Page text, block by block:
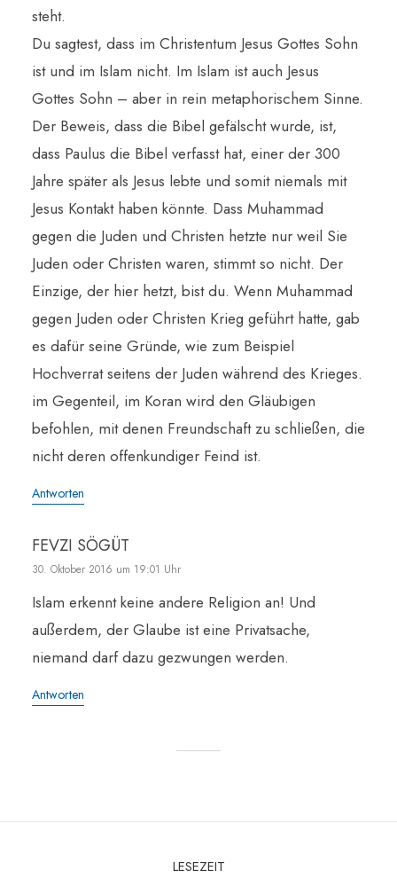
steht.
Du sagtest, dass im Christentum Jesus Gottes Sohn
ist und im Islam nicht. Im Islam ist auch Jesus
Gottes Sohn – aber in rein metaphorischem Sinne.
Der Beweis, dass die Bibel gefälscht wurde, ist,
dass Paulus die Bibel verfasst hat, einer der 300
Jahre später als Jesus lebte und somit niemals mit
Jesus Kontakt haben könnte. Dass Muhammad
gegen die Juden und Christen hetzte nur weil Sie
Juden oder Christen waren, stimmt so nicht. Der
Einzige, der hier hetzt, bist du. Wenn Muhammad
gegen Juden oder Christen Krieg geführt hatte, gab
es dafür seine Gründe, wie zum Beispiel
Hochverrat seitens der Juden während des Krieges.
im Gegenteil, im Koran wird den Gläubigen
befohlen, mit denen Freundschaft zu schließen, die
nicht deren offenkundiger Feind ist.
Antworten
FEVZI SÖGÜT
30. Oktober 2016 um 19:01 Uhr
Islam erkennt keine andere Religion an! Und
außerdem, der Glaube ist eine Privatsache,
niemand darf dazu gezwungen werden.
Antworten
LESEZEIT